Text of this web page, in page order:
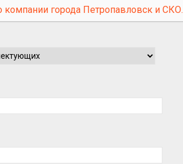
компании города Петропавловск и СКО.